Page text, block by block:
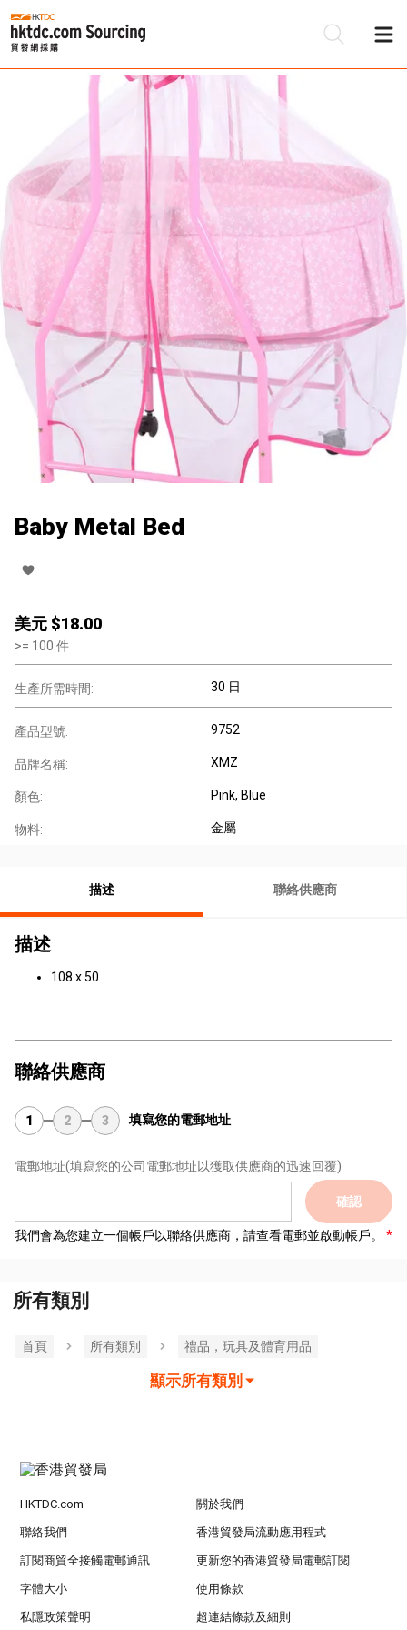
Baby Metal Bed
美元 $18.00
>= 100 件
生產所需時間: 30 日
產品型號: 9752
品牌名稱: XMZ
顏色: Pink, Blue
物料: 金屬
描述 聯絡供應商
描述
108 x 50
聯絡供應商
1 2 3 填寫您的電郵地址
電郵地址(填寫您的公司電郵地址以獲取供應商的迅速回覆)
確認
我們會為您建立一個帳戶以聯絡供應商，請查看電郵並啟動帳戶。
所有類別
首頁 所有類別 禮品，玩具及體育用品
顯示所有類別
HKTDC.com 關於我們
聯絡我們 香港貿發局流動應用程式
訂閱商貿全接觸電郵通訊 更新您的香港貿發局電郵訂閱
字體大小 使用條款
私隱政策聲明 超連結條款及細則